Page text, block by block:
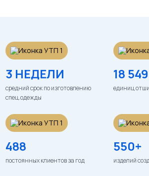
3 НЕДЕЛИ
средний срок по изготовлению
спец.одежды
18
единиц
488
постоянных клиентов за год
550+
изделий